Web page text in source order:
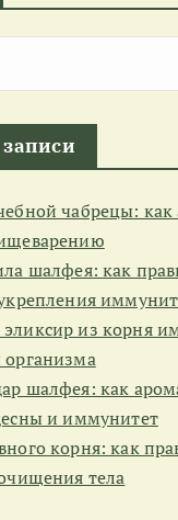
чабрецы: как
шалфея: как
из корня
шалфея: как
и иммунитет
корня: как
тела